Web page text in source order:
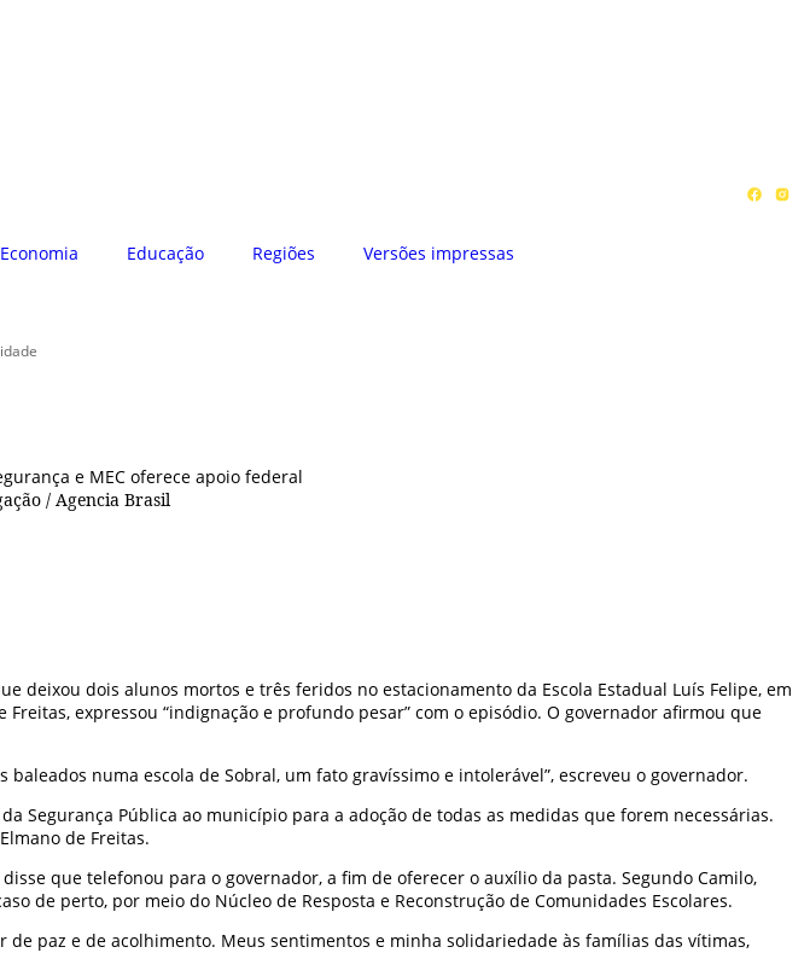
Economia Educação Regiões Versões impressas
/ Agencia Brasil
dois alunos mortos e três feridos no estacionamento da Escola Estadual Luís Felipe, em
expressou “indignação e profundo pesar” com o episódio. O governador afirmou que
numa escola de Sobral, um fato gravíssimo e intolerável”, escreveu o governador.
Segurança Pública ao município para a adoção de todas as medidas que forem necessárias.
de Freitas.
que telefonou para o governador, a fim de oferecer o auxílio da pasta. Segundo Camilo,
de perto, por meio do Núcleo de Resposta e Reconstrução de Comunidades Escolares.
paz e de acolhimento. Meus sentimentos e minha solidariedade às famílias das vítimas,